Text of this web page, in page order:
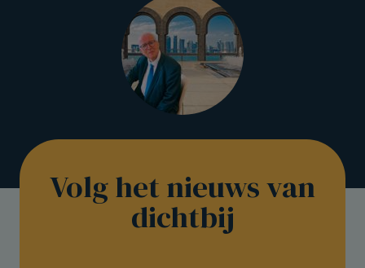
Volg het nieuws van
dichtbij